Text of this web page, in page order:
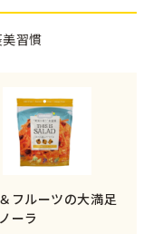
習慣
フルーツの大満足
ーラ